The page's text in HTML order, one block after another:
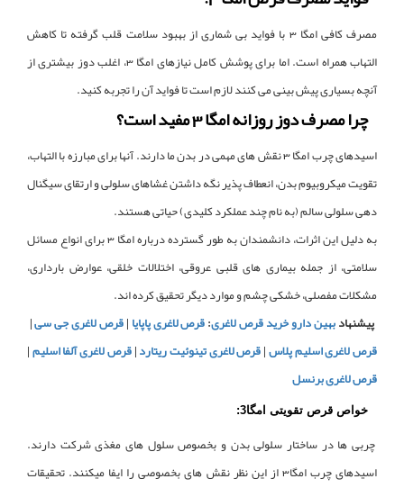
مصرف کافی امگا 3 با فواید بی شماری از بهبود سلامت قلب گرفته تا کاهش
التهاب همراه است. اما برای پوشش کامل نیازهای امگا 3، اغلب دوز بیشتری از
آنچه بسیاری پیش بینی می کنند لازم است تا فواید آن را تجربه کنید.
چرا مصرف دوز روزانه امگا 3 مفید است؟
اسیدهای چرب امگا 3 نقش های مهمی در بدن ما دارند. آنها برای مبارزه با التهاب،
تقویت میکروبیوم بدن، انعطاف پذیر نگه داشتن غشاهای سلولی و ارتقای سیگنال
دهی سلولی سالم (به نام چند عملکرد کلیدی) حیاتی هستند.
به دلیل این اثرات، دانشمندان به طور گسترده درباره امگا 3 برای انواع مسائل
سلامتی، از جمله بیماری های قلبی عروقی، اختلالات خلقی، عوارض بارداری،
مشکلات مفصلی، خشکی چشم و موارد دیگر تحقیق کرده اند.
پیشنهادبهین داروخرید قرص لاغری:قرص لاغری پاپایا|قرص لاغری جی سی|
قرص لاغری اسلیم پلاس|قرص لاغری تینوئیت ریتارد|قرص لاغری آلفا اسلیم|
قرص لاغری برنسل
خواص قرص تقویتی امگا3:
چربی ها در ساختار سلولی بدن و بخصوص سلول های مغذی شرکت دارند.
اسیدهای چرب امگا3 از این نظر نقش های بخصوصی را ایفا میکنند. تحقیقات